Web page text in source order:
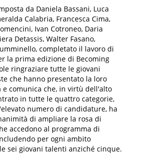
da Daniela Bassani, Luca
Calabria, Francesca Cima,
Ivan Cotroneo, Daria
Detassis, Walter Fasano,
completato il lavoro di
la prima edizione di Becoming
ringraziare tutte le giovani
che hanno presentato la loro
comunica che, in virtù dell'alto
in tutte le quattro categorie,
numero di candidature, ha
di ampliare la rosa di
accedono al programma di
per ogni ambito
sei giovani talenti anziché cinque.